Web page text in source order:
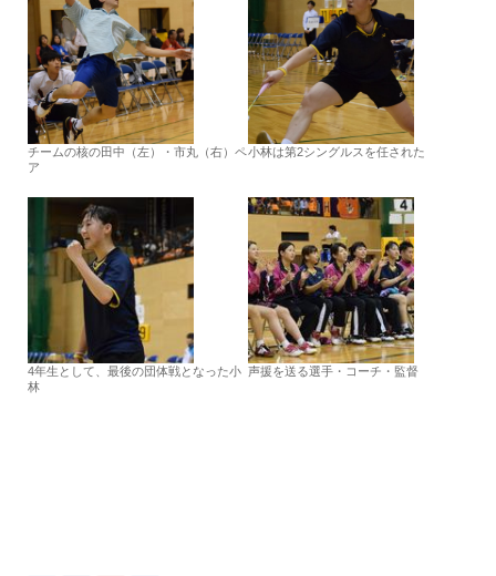
チームの核の田中（左）・市丸（右）ペ
ア
小林は第2シングルスを任された
4年生として、最後の団体戦となった小
林
声援を送る選手・コーチ・監督